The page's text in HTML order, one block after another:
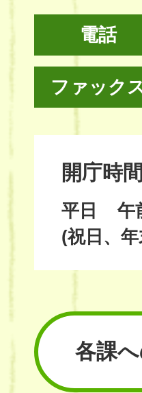
電話
ファック
開庁時間
平日
午
(祝日、
各課